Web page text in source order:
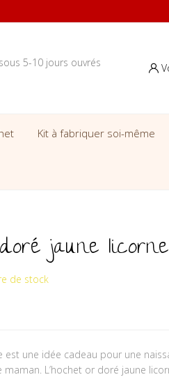
5-10 jours ouvrés
Kit à fabriquer soi-même
jaune
de stock
est une idée cadeau pour une
L’hochet or doré jaune